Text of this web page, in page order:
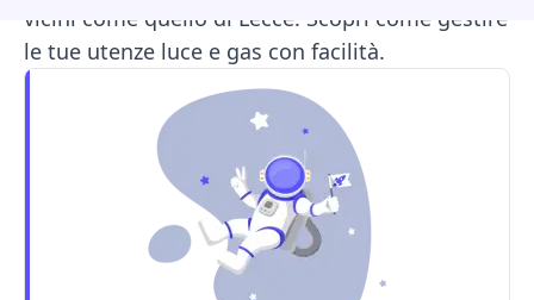
vicini come quello di Lecce. Scopri come gestire
le tue utenze luce e gas con facilità.